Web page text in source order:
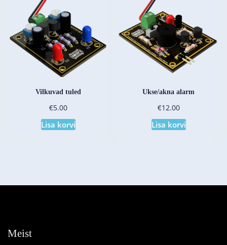
Vilkuvad tuled
€5.00
Lisa korvi
Ukse/akna alarm
€12.00
Lisa korvi
Meist